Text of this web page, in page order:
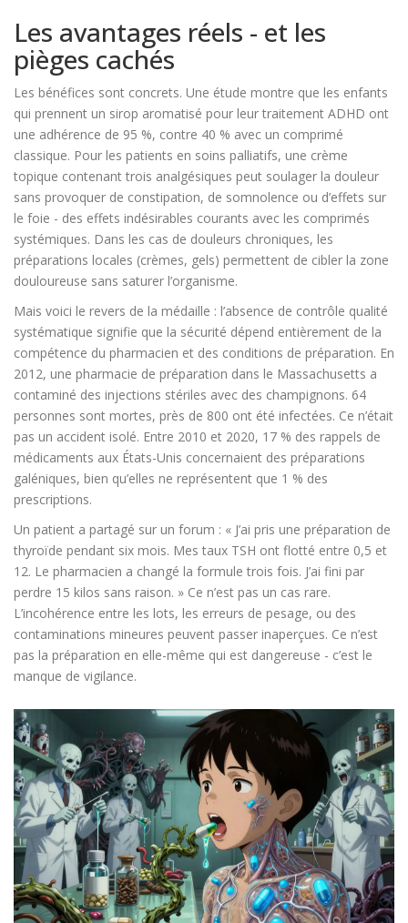
Les avantages réels - et les
pièges cachés
Les bénéfices sont concrets. Une étude montre que les enfants
qui prennent un sirop aromatisé pour leur traitement ADHD ont
une adhérence de 95 %, contre 40 % avec un comprimé
classique. Pour les patients en soins palliatifs, une crème
topique contenant trois analgésiques peut soulager la douleur
sans provoquer de constipation, de somnolence ou d’effets sur
le foie - des effets indésirables courants avec les comprimés
systémiques. Dans les cas de douleurs chroniques, les
préparations locales (crèmes, gels) permettent de cibler la zone
douloureuse sans saturer l’organisme.
Mais voici le revers de la médaille : l’absence de contrôle qualité
systématique signifie que la sécurité dépend entièrement de la
compétence du pharmacien et des conditions de préparation. En
2012, une pharmacie de préparation dans le Massachusetts a
contaminé des injections stériles avec des champignons. 64
personnes sont mortes, près de 800 ont été infectées. Ce n’était
pas un accident isolé. Entre 2010 et 2020, 17 % des rappels de
médicaments aux États-Unis concernaient des préparations
galéniques, bien qu’elles ne représentent que 1 % des
prescriptions.
Un patient a partagé sur un forum : « J’ai pris une préparation de
thyroïde pendant six mois. Mes taux TSH ont flotté entre 0,5 et
12. Le pharmacien a changé la formule trois fois. J’ai fini par
perdre 15 kilos sans raison. » Ce n’est pas un cas rare.
L’incohérence entre les lots, les erreurs de pesage, ou des
contaminations mineures peuvent passer inaperçues. Ce n’est
pas la préparation en elle-même qui est dangereuse - c’est le
manque de vigilance.